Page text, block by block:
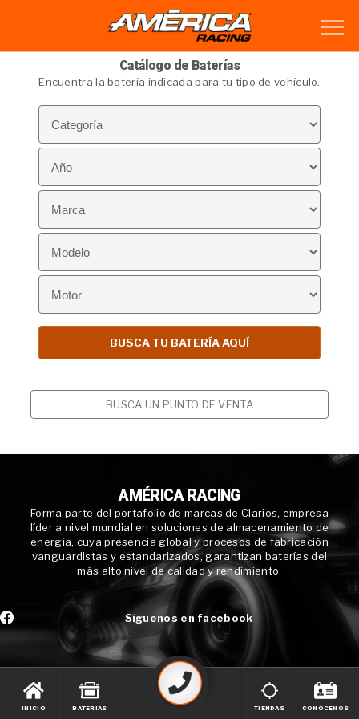
Catálogo de Baterías
Encuentra la batería indicada para tu tipo de vehículo.
BUSCA UN PUNTO DE VENTA
AMÉRICA RACING
Forma parte del portafolio de marcas de Clarios, empresa
líder a nivel mundial en soluciones de almacenamiento de
energía, cuya presencia global y procesos de fabricación
vanguardistas y estandarizados, garantizan baterías del
más alto nivel de calidad y rendimiento.
Síguenos en facebook
INICIO BATERIAS TIENDAS CONÓCENOS